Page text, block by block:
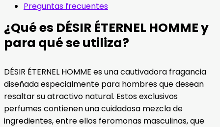
Preguntas frecuentes
¿Qué es DÉSIR ÉTERNEL HOMME y
para qué se utiliza?
DÉSIR ÉTERNEL HOMME es una cautivadora fragancia
diseñada especialmente para hombres que desean
resaltar su atractivo natural. Estos exclusivos
perfumes contienen una cuidadosa mezcla de
ingredientes, entre ellos feromonas masculinas, que